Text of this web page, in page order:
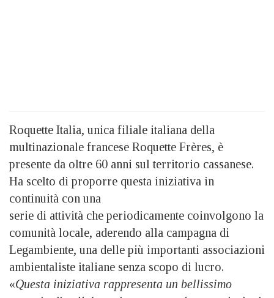
Roquette Italia, unica filiale italiana della
multinazionale francese Roquette Frères, è
presente da oltre 60 anni sul territorio cassanese.
Ha scelto di proporre questa iniziativa in
continuità con una
serie di attività che periodicamente coinvolgono la
comunità locale, aderendo alla campagna di
Legambiente, una delle più importanti associazioni
ambientaliste italiane senza scopo di lucro.
«Questa iniziativa rappresenta un bellissimo